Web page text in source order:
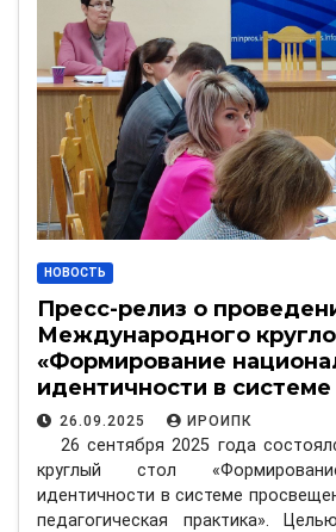
НОВОСТЬ
Пресс-релиз о
Международного
«Формирование
идентичности в системе
просвещения:
педагогическая
26.09.2025 ИРОИПК
26 сентября 2025 года
круглый стол
идентичности в системе
педагогическая практика».